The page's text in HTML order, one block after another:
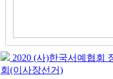
2020 (사)한국서예협회
회(이사장선거)